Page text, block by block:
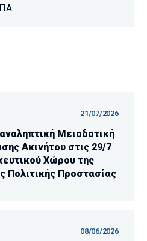
21/07/2026
Μειοδοτική
Ακινήτου στις 29/7
Χώρου της
Πολιτικής Προστασίας
08/06/2026